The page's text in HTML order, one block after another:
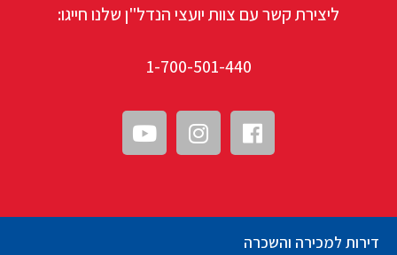
ליצירת קשר עם צוות יועצי הנדל"ן שלנו חייגו:
1-700-501-440
דירות למכירה והשכרה